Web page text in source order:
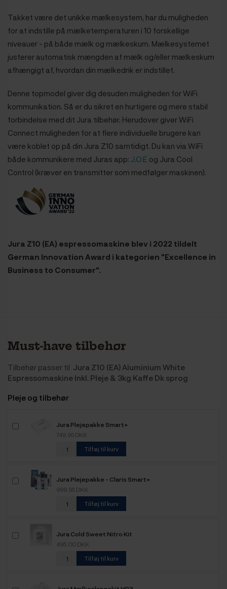
Takket være det unikke mælkesystem, har du muligheden
for at indstille på mælketemperaturen i 10 forskellige
niveauer - på både mælk og mælkeskum. Mælkesystemet
justerer automatisk mængden af mælk og/eller mælkeskum
afhængigt af, hvordan din mælkedrik er indstillet.
Denne topmodel giver dig desuden muligheden for WiFi
kommunikation. Så er du sikret en hurtigere og mere stabil
forbindelse med dit Jura tilbehør. Herudover giver WiFi
Connect muligheden for at flere individuelle brugere kan
være koblet op på din Jura Z10 samtidigt. Du kan via WiFi
både kommunikere med Juras app: J.O.E og Jura Cool
Control (kræver en transmitter som medfølger maskinen).
Jura Z10 (EA) espressomaskine blev i 2022 tildelt
German Innovation Award i kategorien "Excellence in
Business to Consumer".
Must-have tilbehør
Tilbehør passer til Jura Z10 (EA) Aluminium White
Espressomaskine Inkl. Pleje & 3kg Kaffe Dk sprog
Pleje og tilbehør
Jura Plejepakke Smart+
749,95 DKK
Tilføj til kurv
Jura Plejepakke - Claris Smart+
999,95 DKK
Tilføj til kurv
Jura Cold Sweet Nitro Kit
495,00 DKK
Tilføj til kurv